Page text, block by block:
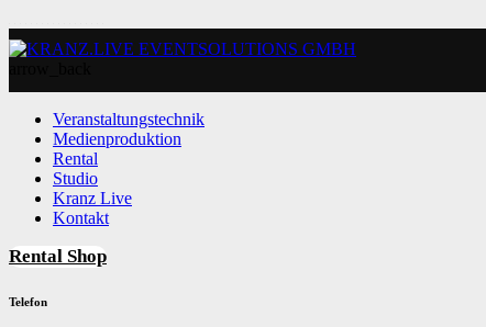
Veranstaltungstechnik
Medienproduktion
Rental
Studio
Kranz Live
Kontakt
Rental Shop
Telefon